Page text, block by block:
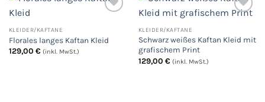
die
KLEIDER/KAFTANE
Florales langes Kaftan Kleid
129,00 € (inkl. MwSt.)
die
KLEIDER/KAFTANE
Schwarz weißes Kaftan Kleid mit
grafischem Print
129,00 € (inkl. MwSt.)